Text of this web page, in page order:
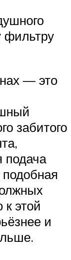
фильтру
— это
забитого
подача
к этой
и